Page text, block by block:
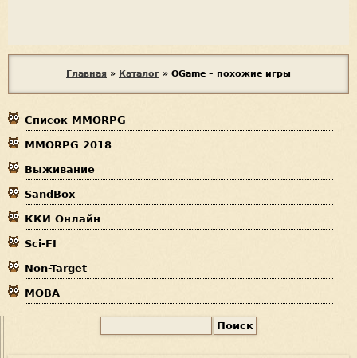
ы
з
д
е
с
ь
Главная » Каталог » OGame – похожие игры
Список MMORPG
MMORPG 2018
Выживание
SandBox
ККИ Онлайн
Sci-FI
Non-Target
MOBA